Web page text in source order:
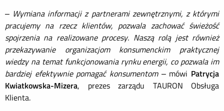
– Wymiana informacji z partnerami zewnętrznymi, z którymi
pracujemy na rzecz klientów, pozwala zachować świeżość
spojrzenia na realizowane procesy. Naszą rolą jest również
przekazywanie organizacjom konsumenckim praktycznej
wiedzy na temat funkcjonowania rynku energii, co pozwala im
bardziej efektywnie pomagać konsumentom– mówi Patrycja
Kwiatkowska-Mizera, prezes zarządu TAURON Obsługa
Klienta.